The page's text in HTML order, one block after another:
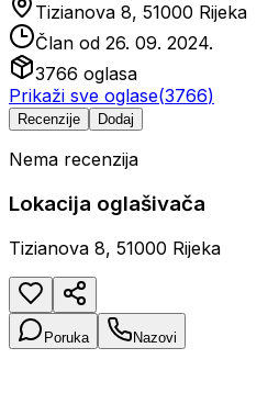
Tizianova 8, 51000 Rijeka
Član od 26. 09. 2024.
3766 oglasa
Prikaži sve oglase(3766)
Recenzije Dodaj
Nema recenzija
Lokacija oglašivača
Tizianova 8, 51000 Rijeka
Poruka Nazovi